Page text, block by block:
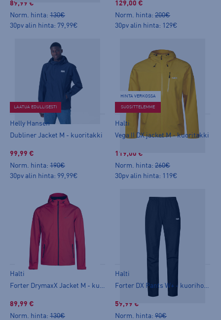
89,99 €
Norm. hinta: 130€
30pv alin hinta: 79,99€
129,00 €
Norm. hinta: 200€
30pv alin hinta: 129€
LAATUA EDULLISESTI
Helly Hansen
Dubliner Jacket M - kuoritakki
99,99 €
Norm. hinta: 190€
30pv alin hinta: 99,99€
HINTA VERKOSSA
SUOSITTELEMME
Halti
Vega II DX jacket M - kuoritakki
119,00 €
Norm. hinta: 260€
30pv alin hinta: 119€
Halti
Forter DrymaxX Jacket M - kuoritakki
89,99 €
Norm. hinta: 130€
Halti
Forter DX Pants W+ - kuorihousut
59,99 €
Norm. hinta: 90€